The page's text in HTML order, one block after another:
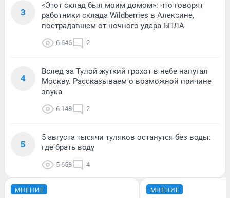
3
«Этот склад был моим домом»: что говорят
работники склада Wildberries в Алексине,
пострадавшем от ночного удара БПЛА
6 646 2
4
Вслед за Тулой жуткий грохот в небе напугал
Москву. Рассказываем о возможной причине
звука
6 148 2
5
5 августа тысячи туляков останутся без воды:
где брать воду
5 658 4
МНЕНИЕ МНЕНИЕ